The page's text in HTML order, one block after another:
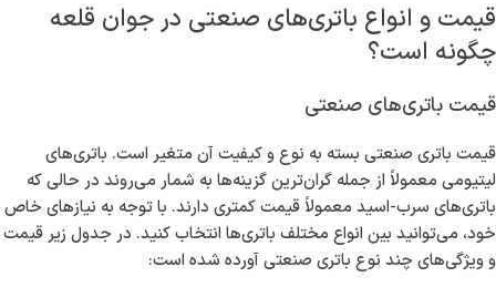
بگذارد.
آیا باتری صنعتی در جوان قلعه برای کسب‌وکار شما مناسب
است؟
با توجه به اینکه جوان قلعه به عنوان یک منطقه صنعتی با تعداد زیادی
کارخانه و کسب‌وکارهای کوچک شناخته می‌شود، نیاز به باتری‌های صنعتی
مناسب در این منطقه امری اجتناب‌ناپذیر است. باتری‌های صنعتی می‌توانند
در دستگاه‌های مختلف مانند لیفتراک‌ها، ماشین‌آلات صنعتی و حتی
سیستم‌های UPS مورد استفاده قرار گیرند. به همین دلیل، انتخاب
باتری‌های مناسب می‌تواند به بهبود بهره‌وری و کاهش هزینه‌ها کمک کند.